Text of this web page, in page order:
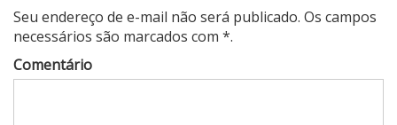
Seu endereço de e-mail não será publicado. Os campos
necessários são marcados com *.
Comentário